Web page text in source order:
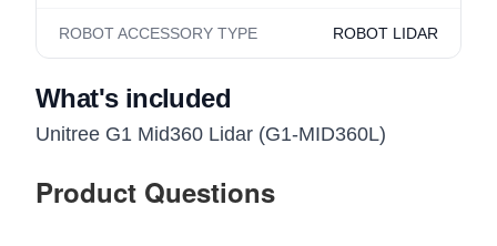
ROBOT ACCESSORY TYPE ROBOT LIDAR
What's included
Unitree G1 Mid360 Lidar (G1-MID360L)
Product Questions